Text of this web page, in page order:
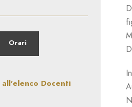
Orari
all'elenco Docenti